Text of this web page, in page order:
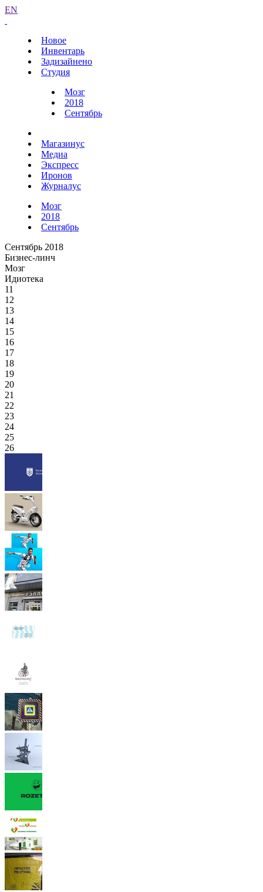
EN
Новое
Инвентарь
Задизайнено
Студия
Мозг
2018
Сентябрь
Магазинус
Медиа
Экспресс
Иронов
Журналус
Мозг
2018
Сентябрь
Сентябрь 2018
Бизнес-линч
Мозг
Идиотека
11
12
13
14
15
16
17
18
19
20
21
22
23
24
25
26